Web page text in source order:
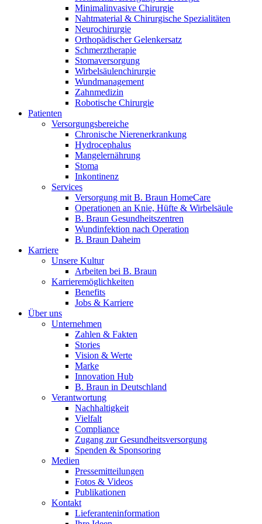
Minimalinvasive Chirurgie
Nahtmaterial & Chirurgische Spezialitäten
Neurochirurgie
Orthopädischer Gelenkersatz
Schmerztherapie
Stomaversorgung
Wirbelsäulenchirurgie
Wundmanagement
Zahnmedizin
Robotische Chirurgie
Patienten
Versorgungsbereiche
Chronische Nierenerkrankung
Hydrocephalus
Mangelernährung
Stoma
Inkontinenz
Services
Versorgung mit B. Braun HomeCare
Operationen an Knie, Hüfte & Wirbelsäule
B. Braun Gesundheitszentren
Wundinfektion nach Operation
B. Braun Daheim
Karriere
Unsere Kultur
Arbeiten bei B. Braun
Karrieremöglichkeiten
Benefits
Jobs & Karriere
Über uns
Unternehmen
Zahlen & Fakten
Stories
Vision & Werte
Marke
Innovation Hub
B. Braun in Deutschland
Verantwortung
Nachhaltigkeit
Vielfalt
Compliance
Zugang zur Gesundheitsversorgung
Spenden & Sponsoring
Medien
Pressemitteilungen
Fotos & Videos
Publikationen
Kontakt
Lieferanteninformation